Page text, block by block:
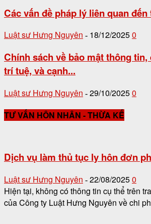
Các vấn đề pháp lý liên quan đến
Luật sư Hưng Nguyên - 18/12/20250
Chính sách về bảo mật thông
trí tuệ, và cạnh...
Luật sư Hưng Nguyên - 29/10/20250
TƯ VẤN HÔN NHÂN - THỪA KẾ
Dịch vụ làm thủ tục ly hôn đơn
Luật sư Hưng Nguyên - 22/08/20250
Hiện tại, không có thông tin cụ thể trên
của Công ty Luật Hưng Nguyên về chi